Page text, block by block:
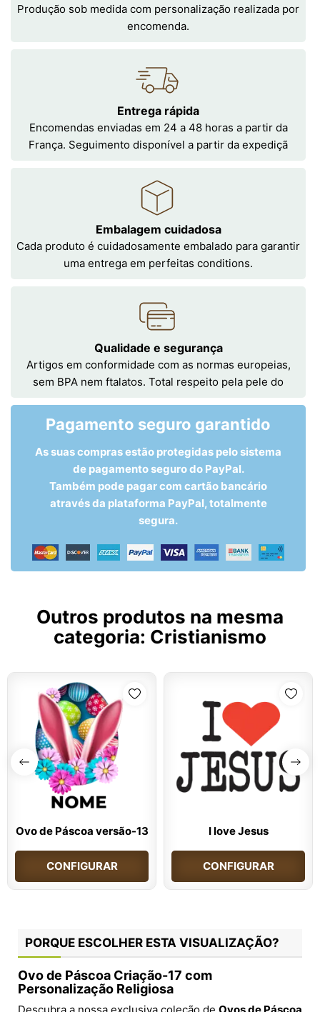
Produção sob medida com personalização realizada por
encomenda.
Entrega rápida
Encomendas enviadas em 24 a 48 horas a partir da
França. Seguimento disponível a partir da expediçã
Embalagem cuidadosa
Cada produto é cuidadosamente embalado para garantir
uma entrega em perfeitas conditions.
Qualidade e segurança
Artigos em conformidade com as normas europeias,
sem BPA nem ftalatos. Total respeito pela pele do
Pagamento seguro garantido
As suas compras estão protegidas pelo sistema
de pagamento seguro do PayPal.
Também pode pagar com cartão bancário
através da plataforma PayPal, totalmente
segura.
Outros produtos na mesma
categoria: Cristianismo
Ovo de Páscoa versão-13
CONFIGURAR
I love Jesus
CONFIGURAR
PORQUE ESCOLHER ESTA VISUALIZAÇÃO?
Ovo de Páscoa Criação-17 com
Personalização Religiosa